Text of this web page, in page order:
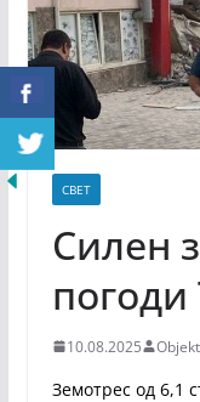
СВЕТ
Силен
погоди
10.08.2025
Земотрес од 6,1